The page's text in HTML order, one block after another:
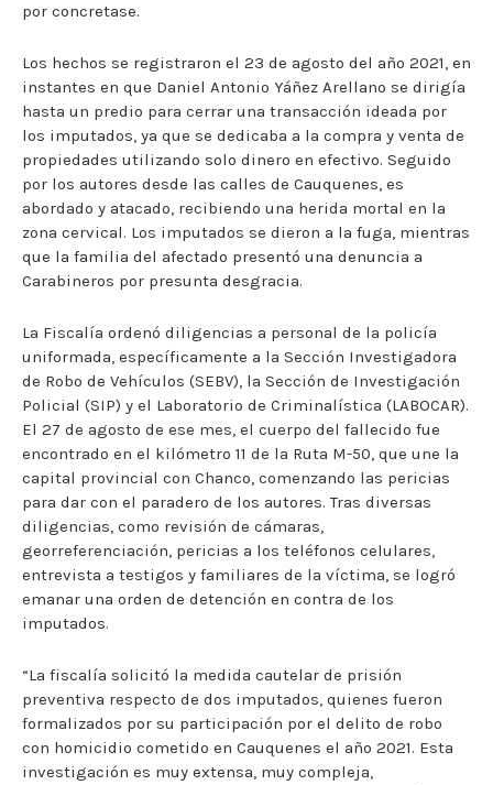
por concretase.
Los hechos se registraron el 23 de agosto del año 2021, en
instantes en que Daniel Antonio Yáñez Arellano se dirigía
hasta un predio para cerrar una transacción ideada por
los imputados, ya que se dedicaba a la compra y venta de
propiedades utilizando solo dinero en efectivo. Seguido
por los autores desde las calles de Cauquenes, es
abordado y atacado, recibiendo una herida mortal en la
zona cervical. Los imputados se dieron a la fuga, mientras
que la familia del afectado presentó una denuncia a
Carabineros por presunta desgracia.
La Fiscalía ordenó diligencias a personal de la policía
uniformada, específicamente a la Sección Investigadora
de Robo de Vehículos (SEBV), la Sección de Investigación
Policial (SIP) y el Laboratorio de Criminalística (LABOCAR).
El 27 de agosto de ese mes, el cuerpo del fallecido fue
encontrado en el kilómetro 11 de la Ruta M-50, que une la
capital provincial con Chanco, comenzando las pericias
para dar con el paradero de los autores. Tras diversas
diligencias, como revisión de cámaras,
georreferenciación, pericias a los teléfonos celulares,
entrevista a testigos y familiares de la víctima, se logró
emanar una orden de detención en contra de los
imputados.
“La fiscalía solicitó la medida cautelar de prisión
preventiva respecto de dos imputados, quienes fueron
formalizados por su participación por el delito de robo
con homicidio cometido en Cauquenes el año 2021. Esta
investigación es muy extensa, muy compleja,